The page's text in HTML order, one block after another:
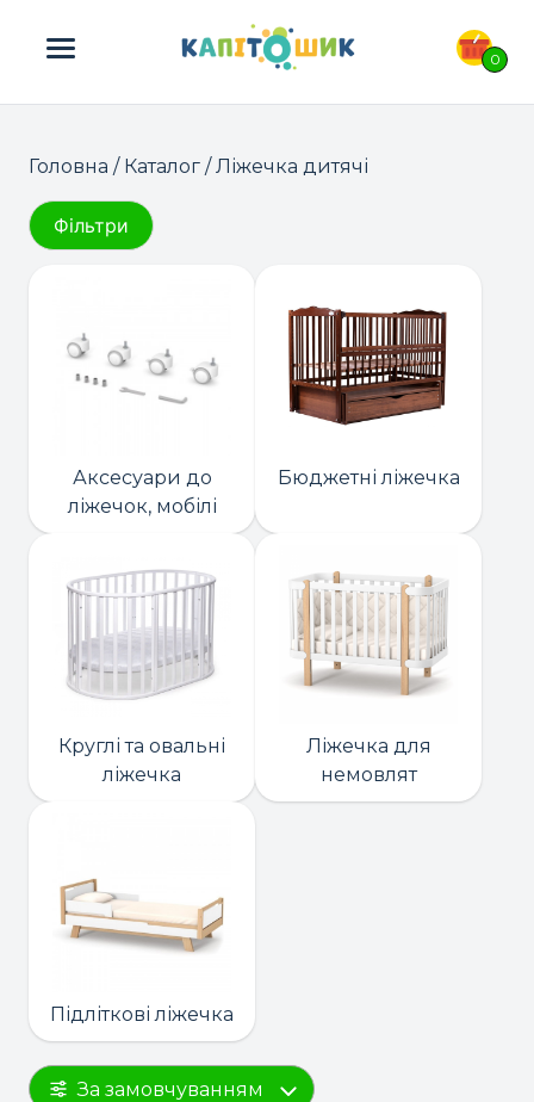
0
ПОШУК ТОВАРІВ:
Головна / Каталог / Ліжечка дитячі
Фільтри
Аксесуари до
ліжечок, мобілі
Бюджетні ліжечка
Круглі та овальні
ліжечка
Ліжечка для
немовлят
Підліткові ліжечка
За замовчуванням